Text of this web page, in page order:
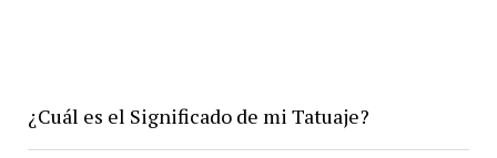
¿Cuál es el Significado de mi Tatuaje?